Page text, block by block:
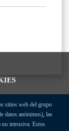
sitios web del grupo
datos anónimos), las
no intrusiva. Estos